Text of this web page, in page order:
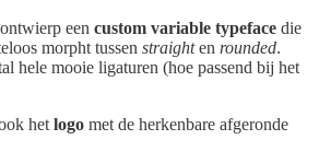
een custom variable typeface die
morpht tussen straighten rounded.
hele mooie ligaturen (hoe passend bij het
het logo met de herkenbare afgeronde